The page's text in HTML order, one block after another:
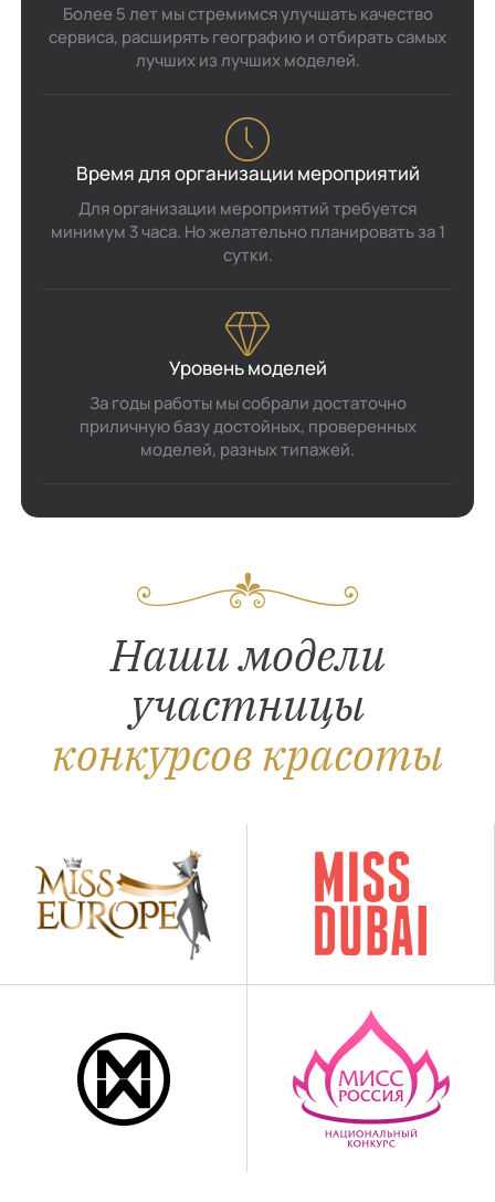
Более 5 лет мы стремимся улучшать качество
сервиса, расширять географию и отбирать самых
лучших из лучших моделей.
Время для организации мероприятий
Для организации мероприятий требуется
минимум 3 часа. Но желательно планировать за 1
сутки.
Уровень моделей
За годы работы мы собрали достаточно
приличную базу достойных, проверенных
моделей, разных типажей.
Наши модели
участницы
конкурсов красоты